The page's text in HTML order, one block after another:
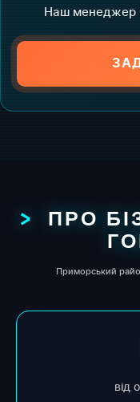
Наш менеджер
ПРО
Приморський
від